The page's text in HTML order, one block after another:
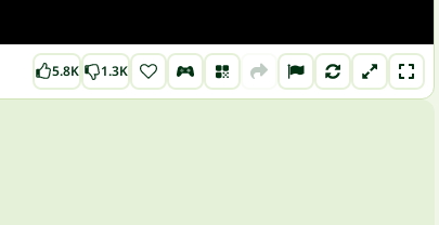
5.8K 1.3K